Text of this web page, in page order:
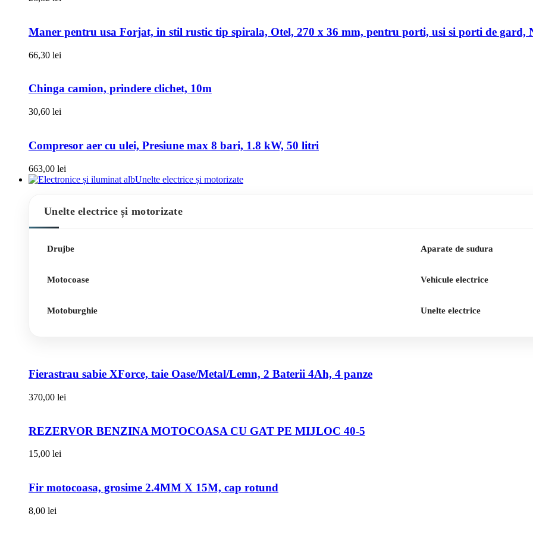
Maner pentru usa Forjat, in stil rustic tip spirala, Otel, 270 x 36 mm, pentru porti, usi si porti de gard,
66,30 lei
Chinga camion, prindere clichet, 10m
30,60 lei
Compresor aer cu ulei, Presiune max 8 bari, 1.8 kW, 50 litri
663,00 lei
Unelte electrice și motorizate
Unelte electrice și motorizate
Drujbe
Motocoase
Motoburghie
Aparate de sudura
Vehicule electrice
Unelte electrice
Fierastrau sabie XForce, taie Oase/Metal/Lemn, 2 Baterii 4Ah, 4 panze
370,00 lei
REZERVOR BENZINA MOTOCOASA CU GAT PE MIJLOC 40-5
15,00 lei
Fir motocoasa, grosime 2.4MM X 15M, cap rotund
8,00 lei